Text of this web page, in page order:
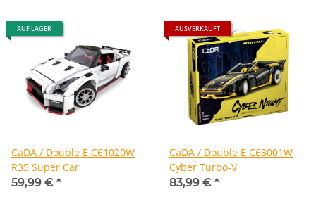
AUF LAGER
CaDA / Double E C61020W
R35 Super Car
59,99 € *
AUSVERKAUFT
CaDA / Double E C63001W
Cyber Turbo-V
83,99 € *